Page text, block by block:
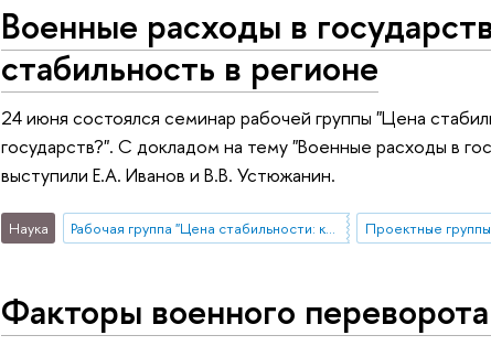
Военные расходы в
стабильность в регионе
24 июня состоялся семинар рабочей группы "Цена
государств?". С докладом на тему "Военные расходы в
выступили Е.А. Иванов и В.В. Устюжанин.
Наука Рабочая группа "Цена стабильности: как расходы на оборону связаны с устойчивостью государств?"
Факторы военного